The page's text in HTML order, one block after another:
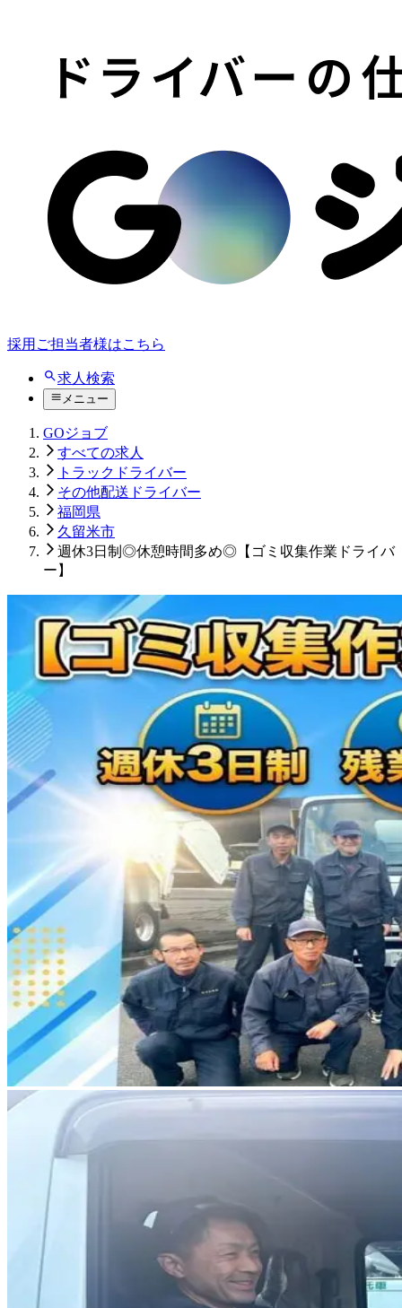
採用ご担当者様はこちら
求人検索
メニュー
GOジョブ
すべての求人
トラックドライバー
その他配送ドライバー
福岡県
久留米市
週休3日制◎休憩時間多め◎【ゴミ収集作業ドライバ
ー】